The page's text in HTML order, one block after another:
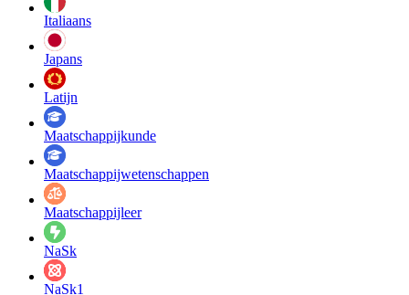
Italiaans
Japans
Latijn
Maatschappij­kunde
Maatschappij­wetenschappen
Maatschappijleer
NaSk
NaSk1